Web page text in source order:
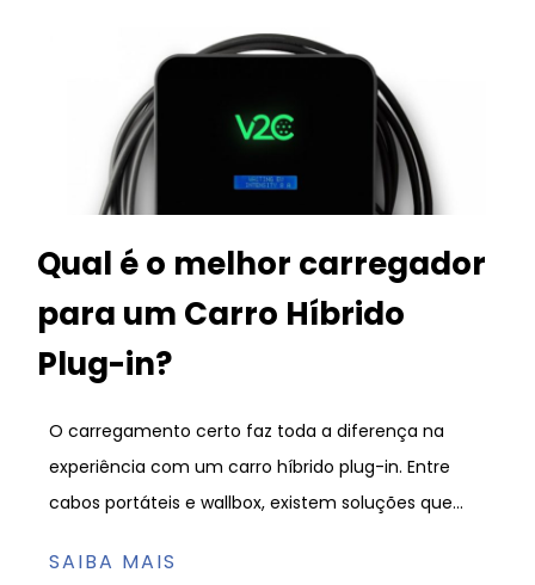
Qual é o melhor carregador
para um Carro Híbrido
Plug-in?
O carregamento certo faz toda a diferença na
experiência com um carro híbrido plug-in. Entre
cabos portáteis e wallbox, existem soluções que...
SAIBA MAIS